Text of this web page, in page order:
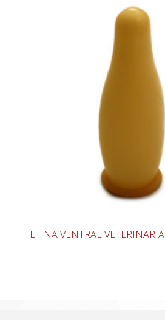
TETINA VENTRAL VETERINARIA